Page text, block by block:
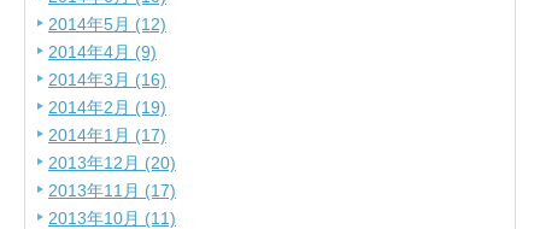
2014年5月 (12)
2014年4月 (9)
2014年3月 (16)
2014年2月 (19)
2014年1月 (17)
2013年12月 (20)
2013年11月 (17)
2013年10月 (11)